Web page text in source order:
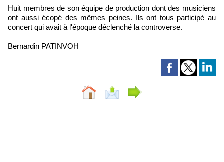
Huit membres de son équipe de production dont des musiciens
ont aussi écopé des mêmes peines. Ils ont tous participé au
concert qui avait à l'époque déclenché la controverse.
Bernardin PATINVOH